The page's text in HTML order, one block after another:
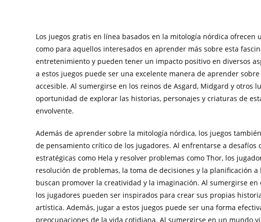
Los juegos gratis en línea basados en la mitología nórdica
como para aquellos interesados en aprender más sobre esta
entretenimiento y pueden tener un impacto positivo en diversos
a estos juegos puede ser una excelente manera de aprender
accesible. Al sumergirse en los reinos de Asgard, Midgard y otros
oportunidad de explorar las historias, personajes y criaturas de
envolvente.
Además de aprender sobre la mitología nórdica, los juegos
de pensamiento crítico de los jugadores. Al enfrentarse a desafíos
estratégicas como Hela y resolver problemas como Thor, los
resolución de problemas, la toma de decisiones y la planificación
buscan promover la creatividad y la imaginación. Al sumergirse
los jugadores pueden ser inspirados para crear sus propias
artística. Además, jugar a estos juegos puede ser una forma
preocupaciones de la vida cotidiana. Al sumergirse en un mundo